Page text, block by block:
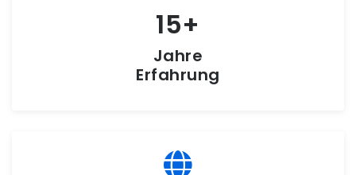
15
Jahre
Erfahrung